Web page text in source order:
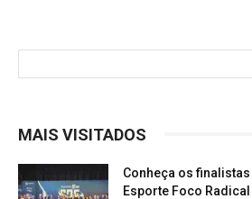
MAIS VISITADOS
Conheça os
Esporte Foco Radical